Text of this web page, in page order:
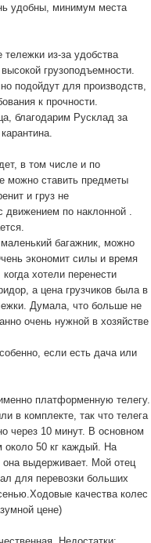
удобны, минимум места
тележки из-за удобства
грузоподъемности.
подойдут для производств,
к прочности.
благодарим Русклад за
в том числе и по
можно ставить предметы
и груз не
по наклонной .
багажник, можно
экономит силы и время
хотели перенести
а цена грузчиков была в
Думала, что больше не
очень нужной в хозяйстве
если есть дача или
платформенную телегу.
в комплекте, так что телега
через 10 минут. В основном
около 50 кг каждый. На
выдерживает. Мой отец
для перевозки больших
качества колес
цене)